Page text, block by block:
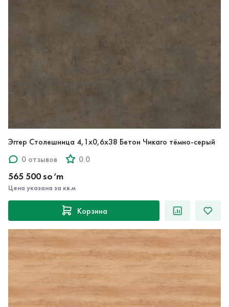
Эггер Столешница 4,1х0,6х38 Бетон Чикаго тёмно-серый
0 отзывов
0.0
565 500 so‘m
Цена указана за кв.м